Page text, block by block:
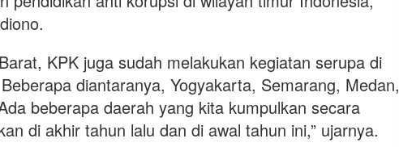
KPK juga sudah melakukan kegiatan serupa di
diantaranya, Yogyakarta, Semarang, Medan,
beberapa daerah yang kita kumpulkan secara
di akhir tahun lalu dan di awal tahun ini,” ujarnya.